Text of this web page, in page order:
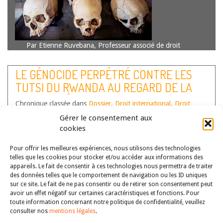
Gérer le consentement aux
cookies
Pour offrir les meilleures expériences, nous utilisons des technologies
telles que les cookies pour stocker et/ou accéder aux informations des
appareils. Le fait de consentir à ces technologies nous permettra de traiter
des données telles que le comportement de navigation ou les ID uniques
sur ce site. Le fait de ne pas consentir ou de retirer son consentement peut
avoir un effet négatif sur certaines caractéristiques et fonctions. Pour
toute information concernant notre politique de confidentialité, veuillez
consulter nos mentions légales.
Par Etienne Ruvebana, Professeur associé de droit
Introduction Les concepts de prévention et celui de
répression du crime de génocide ont fait (et continuent à
faire) l’objet de discussion comme un… Lire la suite
LE GÉNOCIDE PERPÉTRÉ CONTRE LES
TUTSI DU RWANDA AU REGARD DE LA
JUSTICE PÉNALE INTERNATIONALE
(1990-2024) : UNE CONFRONTATION
NÉCESSAIRE, DES QUESTIONS
Chronique classée dans Dossier, Droit international , Droit
Non classé